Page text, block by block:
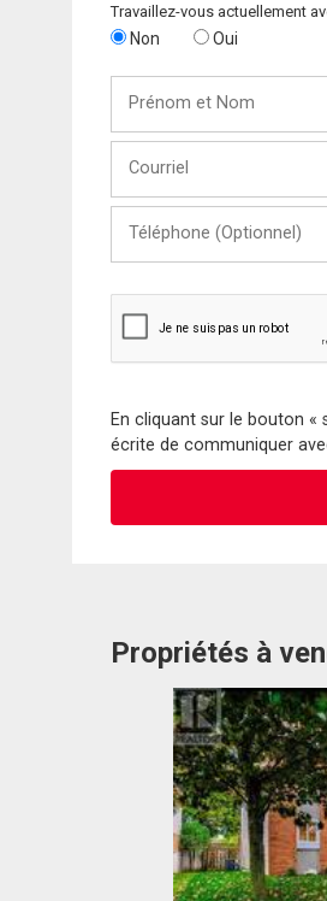
Travaillez-vous actuellement
Non Oui
Nom
(Optionnel)
En cliquant sur le bouton
écrite de communiquer
Propriétés à